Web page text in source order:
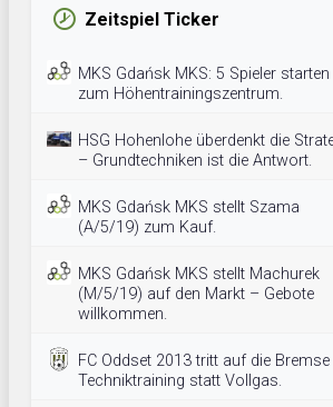
Zeitspiel Ticker
MKS Gdańsk MKS: 5 Spieler starten
zum Höhentrainingszentrum.
HSG Hohenlohe überdenkt die
– Grundtechniken ist die Antwort.
MKS Gdańsk MKS stellt Szama
(A/5/19) zum Kauf.
MKS Gdańsk MKS stellt Machurek
(M/5/19) auf den Markt – Gebote
willkommen.
FC Oddset 2013 tritt auf die
Techniktraining statt Vollgas.